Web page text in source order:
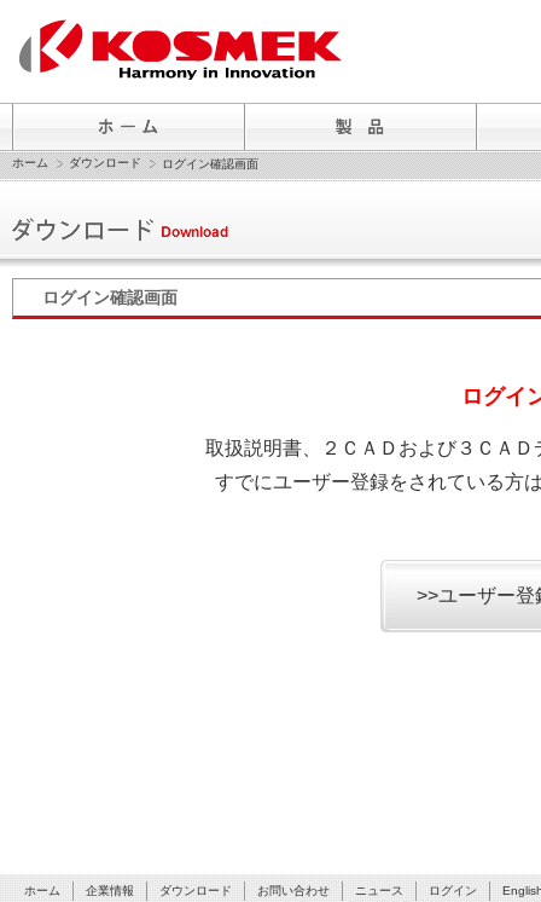
ホーム ダウンロード ログイン確認画面
ログイン確認画面
ログイ
取扱説明書、２ＣＡＤおよび３ＣＡ
すでにユーザー登録をされている方
>>ユーザー
ホーム 企業情報 ダウンロード お問い合わせ ニュース ログイン